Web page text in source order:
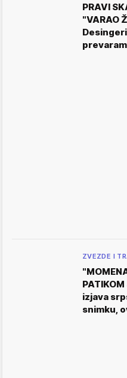
PRAVI
"VARAO
ZVEZDE I
PATIKOM
izjava
snimku,